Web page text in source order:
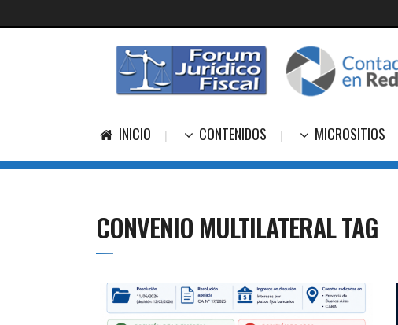
INICIO CONTENIDOS MICROSITIOS
CONVENIO MULTILATERAL TAG